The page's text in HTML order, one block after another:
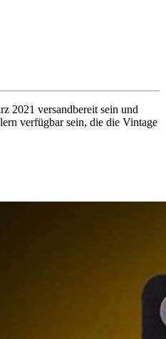
2021 versandbereit sein und
verfügbar sein, die die Vintage